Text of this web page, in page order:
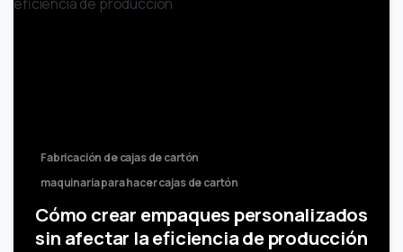
Fabricación de cajas de cartón
maquinaria para hacer cajas de cartón
Cómo crear empaques personalizados
sin afectar la eficiencia de producción